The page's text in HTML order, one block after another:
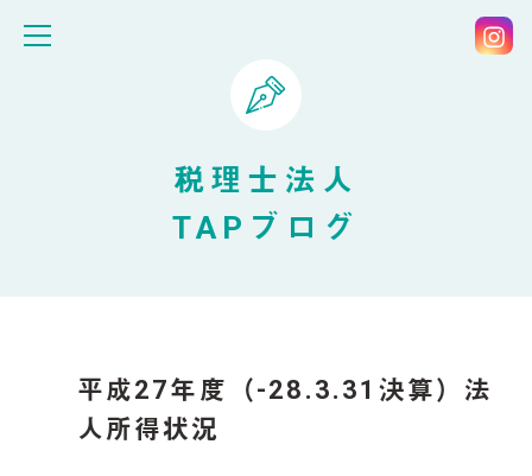
税理士法人
TAPブログ
平成27年度（-28.3.31決算）法
人所得状況